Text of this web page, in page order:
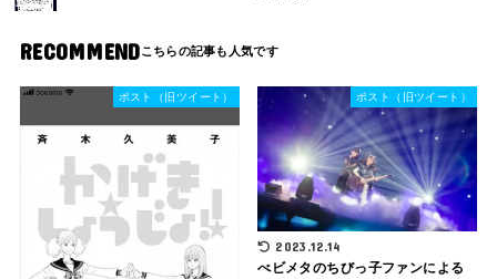
RECOMMEND
ポスト（旧ツイート） ポスト（旧ツイート）
2023.12.14
べビメタのちびっ子ファンによる